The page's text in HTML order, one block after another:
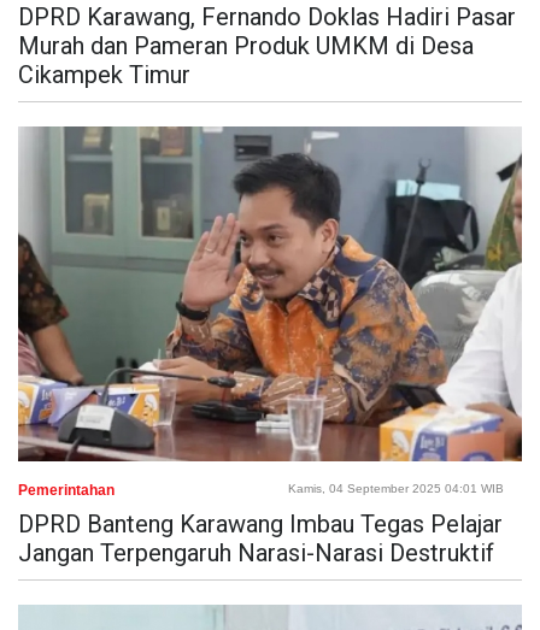
DPRD Karawang, Fernando Doklas Hadiri Pasar
Murah dan Pameran Produk UMKM di Desa
Cikampek Timur
Pemerintahan Kamis, 04 September 2025 04:01 WIB
DPRD Banteng Karawang Imbau Tegas Pelajar
Jangan Terpengaruh Narasi-Narasi Destruktif